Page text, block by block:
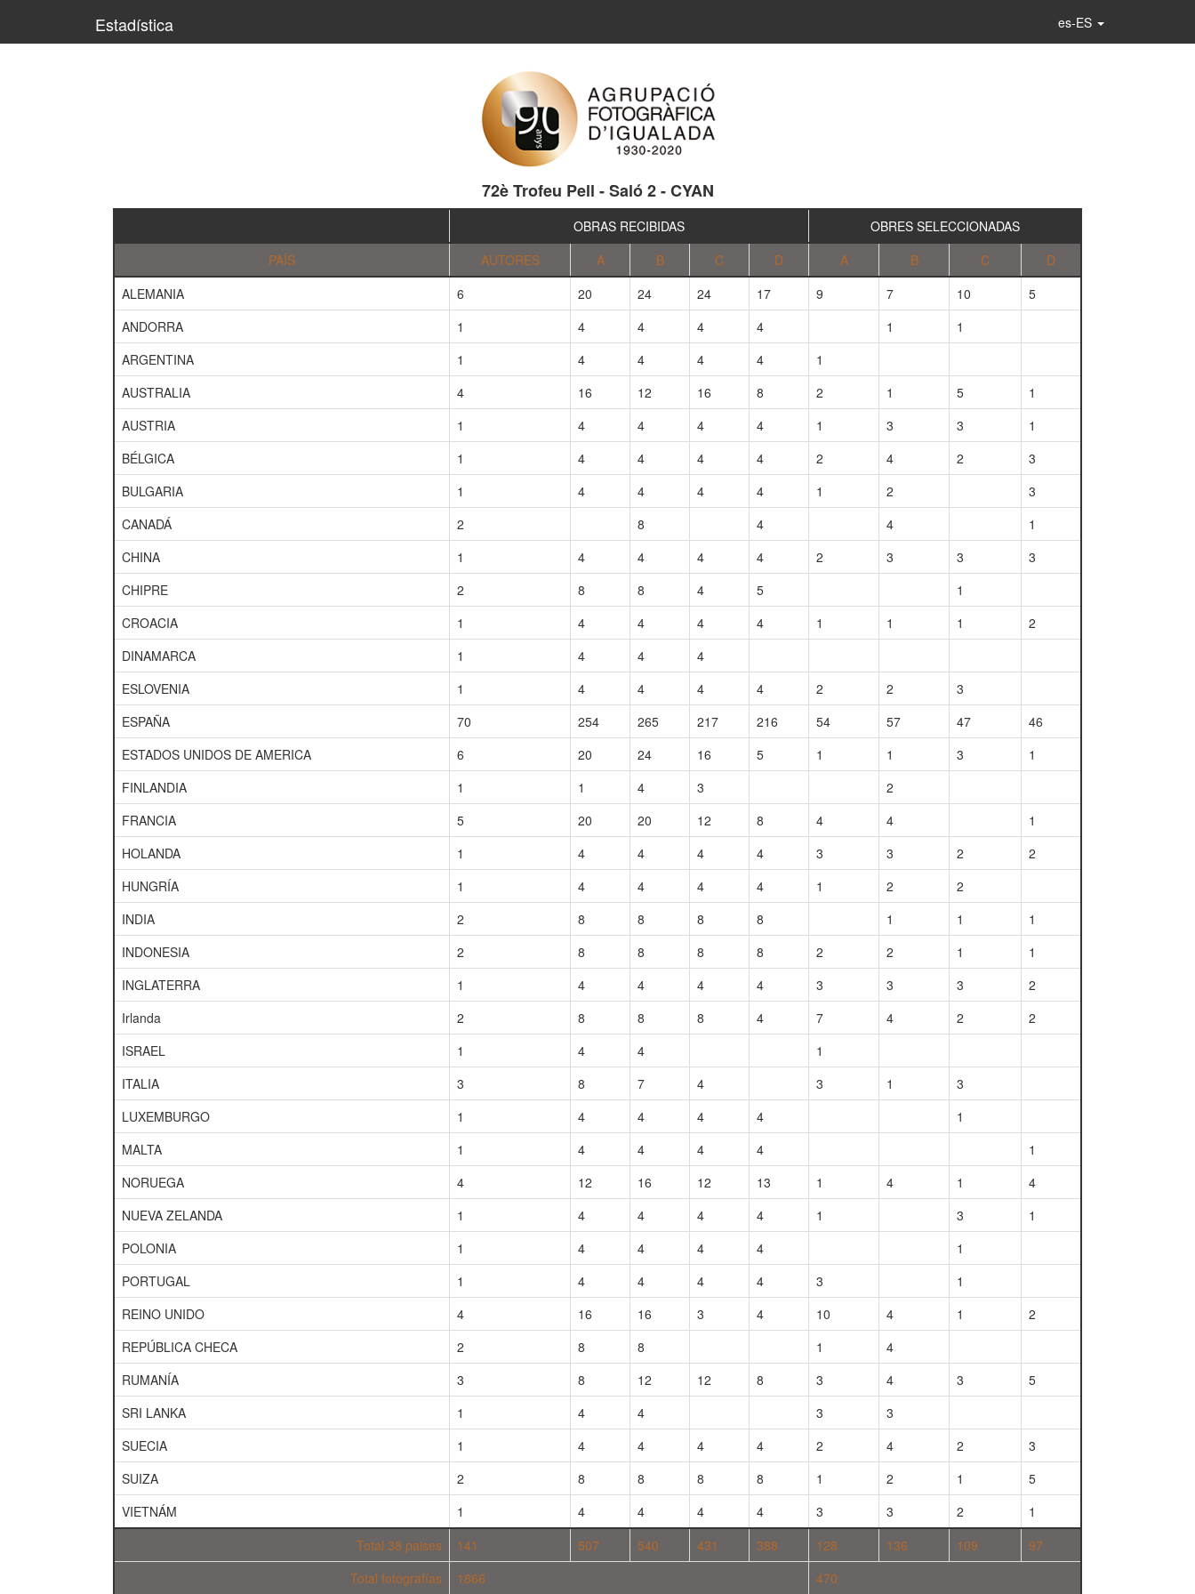
Estadística es-ES
72è Trofeu Pell - Saló 2 - CYAN
OBRAS RECIBIDAS
OBRES SELECCIONADAS
PAÍS
AUTORES A B C D A B C
D
ALEMANIA
6 20 24 24 17 9 7 10
5
ANDORRA
1 4 4 4 4 1
1
ARGENTINA
1 4 4 4 4
1
AUSTRALIA
4 16 12 16 8 2 1 5
1
AUSTRIA
1 4 4 4 4 1 3 3
1
BÉLGICA
1 4 4 4 4 2 4 2
3
BULGARIA
1 4 4 4 4 1 2
3
CANADÁ
2 8 4 4
1
CHINA
1 4 4 4 4 2 3 3
3
CHIPRE
2 8 8 4 5
1
CROACIA
1 4 4 4 4 1 1 1
2
DINAMARCA
1 4 4
4
ESLOVENIA
1 4 4 4 4 2 2
3
ESPAÑA
70 254 265 217 216 54 57 47
46
ESTADOS UNIDOS DE AMERICA
6 20 24 16 5 1 1 3
1
FINLANDIA
1 1 4 3
2
FRANCIA
5 20 20 12 8 4 4
1
HOLANDA
1 4 4 4 4 3 3 2
2
HUNGRÍA
1 4 4 4 4 1 2
2
INDIA
2 8 8 8 8 1 1
1
INDONESIA
2 8 8 8 8 2 2 1
1
INGLATERRA
1 4 4 4 4 3 3 3
2
Irlanda
2 8 8 8 4 7 4 2
2
ISRAEL
1 4 4
1
ITALIA
3 8 7 4 3 1
3
LUXEMBURGO
1 4 4 4 4
1
MALTA
1 4 4 4 4
1
NORUEGA
4 12 16 12 13 1 4 1
4
NUEVA ZELANDA
1 4 4 4 4 1 3
1
POLONIA
1 4 4 4 4
1
PORTUGAL
1 4 4 4 4 3
1
REINO UNIDO
4 16 16 3 4 10 4 1
2
REPÚBLICA CHECA
2 8 8 1
4
RUMANÍA
3 8 12 12 8 3 4 3
5
SRI LANKA
1 4 4 3
3
SUECIA
1 4 4 4 4 2 4 2
3
SUIZA
2 8 8 8 8 1 2 1
5
VIETNÁM
1 4 4 4 4 3 3 2
1
Total 38 paises
141 507 540 431 388 128 136 109
97
Total fotografías
1866 470